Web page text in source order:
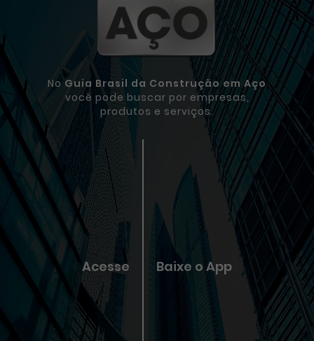
Acesse Baixe o App
No Guia Brasil da Construção em Aço
você pode buscar por empresas,
produtos e serviços.